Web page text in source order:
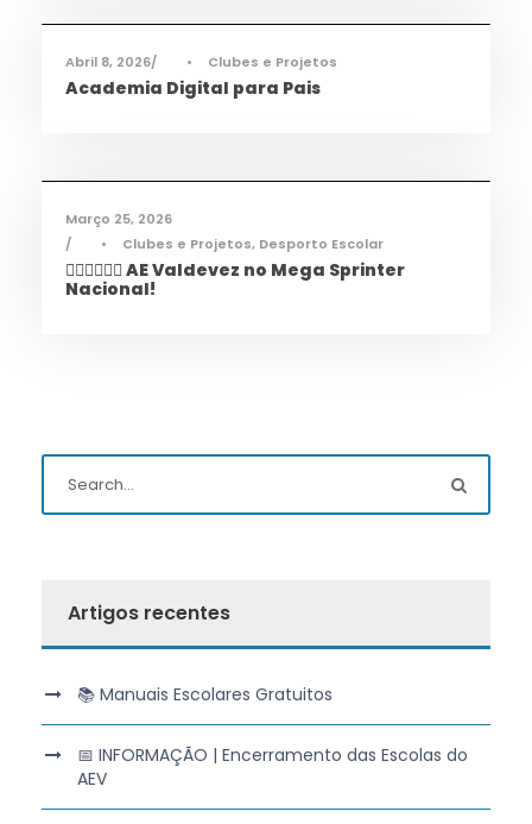
Abril 8, 2026 • Clubes e Projetos
Academia Digital para Pais
Março 25, 2026
•
Clubes e Projetos, Desporto Escolar
🏃‍♀️🏃‍♂️🏃‍♀️ AE Valdevez no Mega Sprinter
Nacional!
Artigos recentes
📚 Manuais Escolares Gratuitos
📅 INFORMAÇÃO | Encerramento das Escolas do
AEV